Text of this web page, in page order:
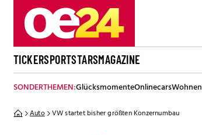
TICKERSPORTSTARSMAGAZINE
SONDERTHEMEN:GlücksmomenteOnlinecars
Auto VW startet bisher größten Konzernumbau